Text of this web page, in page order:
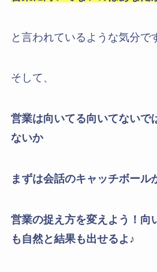
と言われているような気分で
そして、
営業は向いてる向いてないで
ないか
まずは会話のキャッチボール
営業の捉え方を変えよう！向
も自然と結果も出せるよ♪